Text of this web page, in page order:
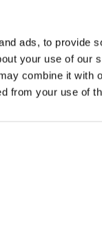
ads, to provide
your use of our
combine it with
from your use of